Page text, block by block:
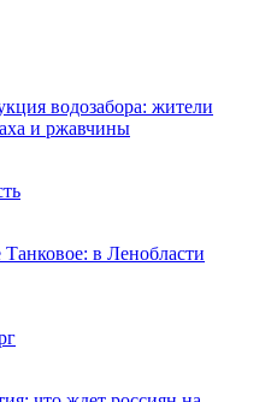
водозабора: жители
и ржавчины
Танковое: в Ленобласти